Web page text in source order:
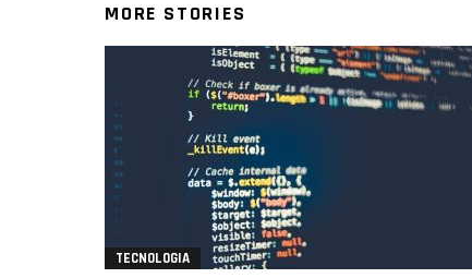
MORE STORIES
TECNOLOGIA